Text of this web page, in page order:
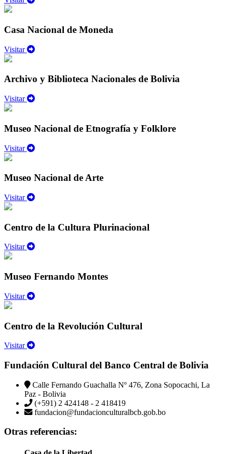
Casa Nacional de Moneda
Visitar
Archivo y Biblioteca Nacionales de Bolivia
Visitar
Museo Nacional de Etnografía y Folklore
Visitar
Museo Nacional de Arte
Visitar
Centro de la Cultura Plurinacional
Visitar
Museo Fernando Montes
Visitar
Centro de la Revolución Cultural
Visitar
Fundación Cultural del Banco Central de Bolivia
Calle Fernando Guachalla Nº 476, Zona Sopocachi, La
Paz - Bolivia
(+591) 2 424148 - 2 418419
fundacion@fundacionculturalbcb.gob.bo
Otras referencias: